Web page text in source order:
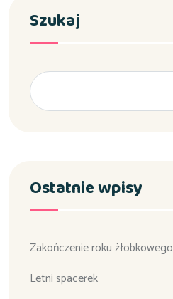
Szukaj
Ostatnie wpisy
Zakończenie roku żłobkowego
Letni spacerek